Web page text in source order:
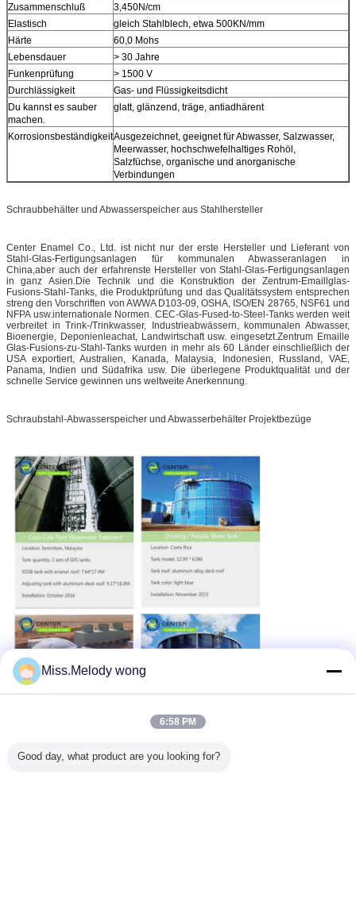
Zusammenschluß
3,450N/cm
Elastisch
gleich Stahlblech, etwa 500KN/mm
Härte
60,0 Mohs
Lebensdauer
> 30 Jahre
Funkenprüfung
> 1500 V
Durchlässigkeit
Gas- und Flüssigkeitsdicht
Du kannst es sauber
machen.
glatt, glänzend, träge, antiadhärent
KorrosionsbeständigkeitAusgezeichnet, geeignet für Abwasser, Salzwasser,
Meerwasser, hochschwefelhaltiges Rohöl,
Salzfüchse, organische und anorganische
Verbindungen
Schraubbehälter und Abwasserspeicher aus Stahlhersteller
Center Enamel Co., Ltd. ist nicht nur der erste Hersteller und Lieferant von
Stahl-Glas-Fertigungsanlagen für kommunalen Abwasseranlagen in
China,aber auch der erfahrenste Hersteller von Stahl-Glas-Fertigungsanlagen
in ganz Asien.Die Technik und die Konstruktion der Zentrum-Emaillglas-
Fusions-Stahl-Tanks, die Produktprüfung und das Qualitätssystem entsprechen
streng den Vorschriften von AWWA D103-09, OSHA, ISO/EN 28765, NSF61 und
NFPA usw.internationale Normen. CEC-Glas-Fused-to-Steel-Tanks werden weit
verbreitet in Trink-/Trinkwasser, Industrieabwässern, kommunalen Abwasser,
Bioenergie, Deponienleachat, Landwirtschaft usw. eingesetzt.Zentrum Emaille
Glas-Fusions-zu-Stahl-Tanks wurden in mehr als 60 Länder einschließlich der
USA exportiert, Australien, Kanada, Malaysia, Indonesien, Russland, VAE,
Panama, Indien und Südafrika usw. Die überlegene Produktqualität und der
schnelle Service gewinnen uns weltweite Anerkennung.
Schraubstahl-Abwasserspeicher und Abwasserbehälter Projektbezüge
Miss.Melody wong
6:58 PM
Good day, what product are you looking for?